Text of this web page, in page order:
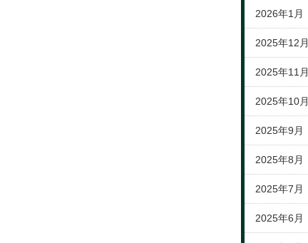
2026年1月
2025年12月
2025年11月
2025年10月
2025年9月
2025年8月
2025年7月
2025年6月